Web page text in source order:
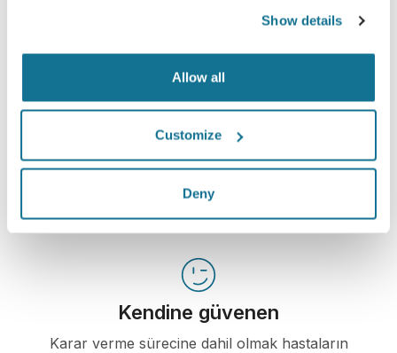
Show details
Allow all
Customize
Deny
hakkında hastaların eğitimini kolaylaştırır.
Kendine güvenen
Karar verme sürecine dahil olmak hastaların